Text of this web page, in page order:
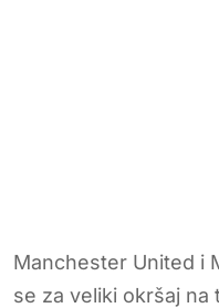
Manchester United i
se za veliki okršaj na